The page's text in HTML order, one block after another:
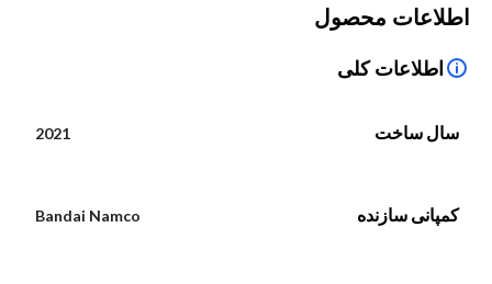
اطلاعات محصول
اطلاعات کلی
سال ساخت 2021
کمپانی سازنده Bandai Namco